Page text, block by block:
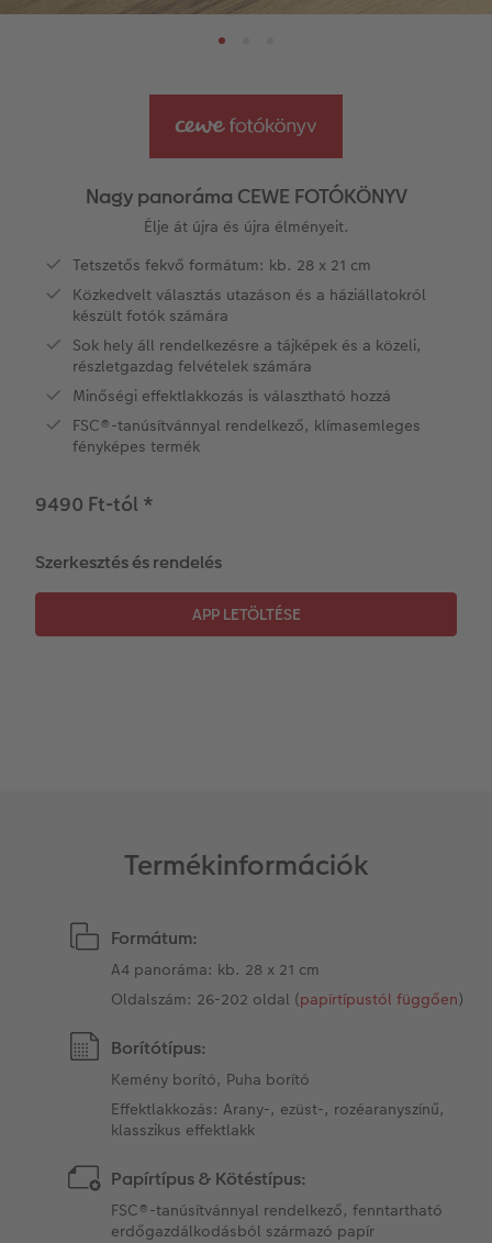
Évkönyvszerkesztés lépésről lépésre
Vásárlói mintakönyvek
Kids CEWE FOTÓKÖNYV
Kiegészítők
CEWE myPhotos
Nagyméretű fotók fotópapíron
Matt Prints
Prémium poszter
Fotókidolgozás normál
Fényképtároló dobozok
Fotócsomagok
Fotómatrica
Matrica nyomtatás azonnal
Térkép poszter
Direkt nyomtatású alufotó
Habkarton
Poszterléc
Hexxas
Fafotó
Többrészes fali dekoráció
Fotószalag
Hűtőmágnesek
Üdvözlőkártyák
Iskolaszer és irodaszer
Textíliák
Art Prints
Fényképes naptárak
CEWE FOTÓKÖNYV Kids
Zsebnaptár
Kiegészítők
CEWE szerkesztési tippek
CEWE PHOTO AWARD FOTÓPÁLYÁZAT
Hogyan készíts jobb képeket a
CEWE sztorik
Egyedi ajándékötletek
Ajándékötletek szeretteinek
Utazás
CEWE myPhotos
Nagy panoráma CEWE FOTÓKÖNYV
Élje át újra és újra élményeit.
Tetszetős fekvő formátum: kb. 28 x 21 cm
Közkedvelt választás utazáson és a háziállatokról
készült fotók számára
Sok hely áll rendelkezésre a tájképek és a közeli,
részletgazdag felvételek számára
Minőségi effektlakkozás is választható hozzá
FSC®-tanúsítvánnyal rendelkező, klímasemleges
fényképes termék
9490 Ft-tól *
Szerkesztés és rendelés
Termékinformációk
Formátum:
A4 panoráma: kb. 28 x 21 cm
Oldalszám: 26-202 oldal (papírtípustól függően)
Borítótípus:
Kemény borító, Puha borító
Effektlakkozás: Arany-, ezüst-, rozéaranyszínű,
klasszikus effektlakk
Papírtípus & Kötéstípus:
FSC®-tanúsítvánnyal rendelkező, fenntartható
erdőgazdálkodásból származó papír